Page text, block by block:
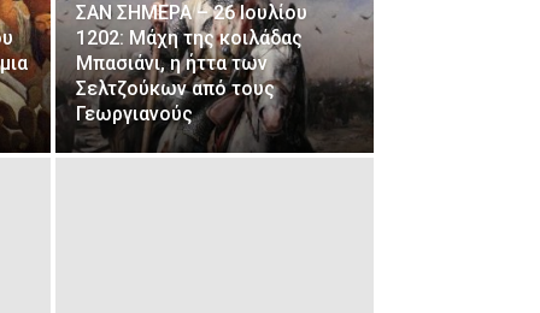
ΣΑΝ ΣΗΜΕΡΑ – 26 Ιουλίου
1202: Μάχη της κοιλάδας
Μπασιάνι, η ήττα των
Σελτζούκων από τους
Γεωργιανούς